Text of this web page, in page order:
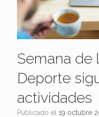
Semana de
Deporte
actividades
Publicado el 19 octubre